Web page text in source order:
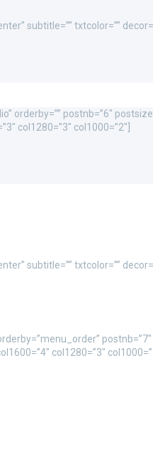
subtitle=”” txtcolor=””
orderby=”” postnb=”6″
col1280=”3″ col1000=”2″]
subtitle=”” txtcolor=””
col1280=”3″